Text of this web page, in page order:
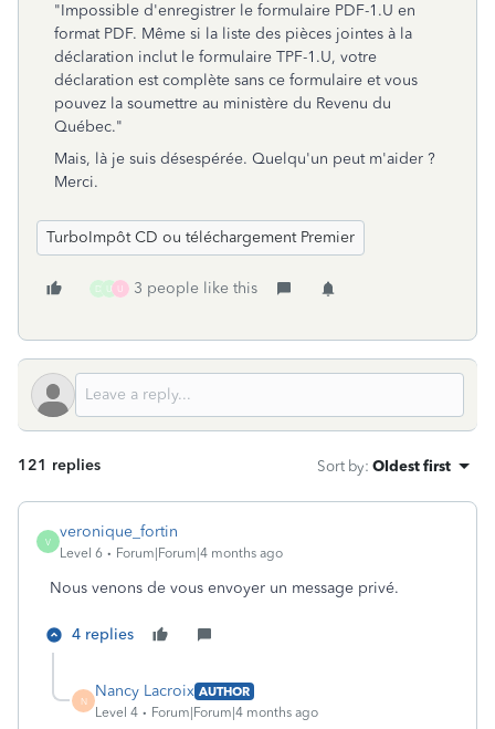
"Impossible d'enregistrer le formulaire PDF-1.U en
format PDF. Même si la liste des pièces jointes à la
déclaration inclut le formulaire TPF-1.U, votre
déclaration est complète sans ce formulaire et vous
pouvez la soumettre au ministère du Revenu du
Québec."
Mais, là je suis désespérée. Quelqu'un peut m'aider ?
Merci.
TurboImpôt CD ou téléchargement Premier
D U U 3 people like this
121 replies Sort by: Oldest first
V
veronique_fortin
Level 6 Forum|Forum|4 months ago
Nous venons de vous envoyer un message privé.
4 replies
N
Nancy Lacroix AUTHOR
Level 4
Forum|Forum|4 months ago